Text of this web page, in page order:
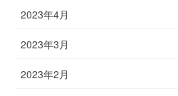
2023年4月
2023年3月
2023年2月